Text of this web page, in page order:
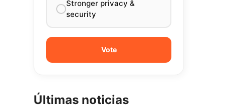
Stronger privacy &
security
Últimas noticias